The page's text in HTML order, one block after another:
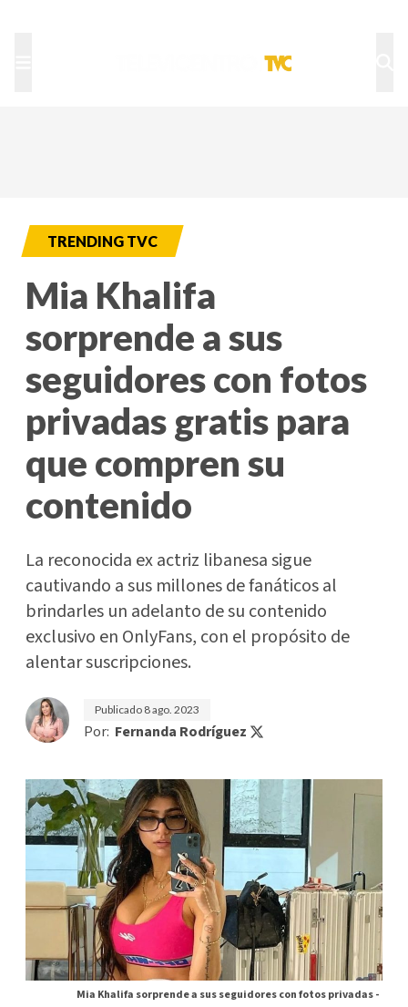
TRENDING TVC
Mia Khalifa
sorprende a sus
seguidores con fotos
privadas gratis para
que compren su
contenido
La reconocida ex actriz libanesa sigue
cautivando a sus millones de fanáticos al
brindarles un adelanto de su contenido
exclusivo en OnlyFans, con el propósito de
alentar suscripciones.
Publicado 8 ago. 2023
Por: Fernanda Rodríguez
Mia Khalifa sorprende a sus seguidores con fotos privadas -